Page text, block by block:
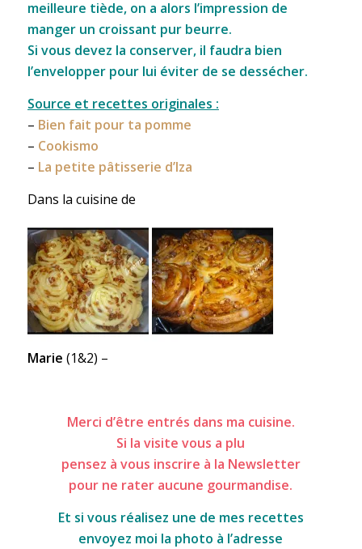
meilleure tiède, on a alors l’impression de
manger un croissant pur beurre.
Si vous devez la conserver, il faudra bien
l’envelopper pour lui éviter de se dessécher.
Source et recettes originales :
– Bien fait pour ta pomme
– Cookismo
– La petite pâtisserie d’Iza
Dans la cuisine de
Marie (1&2) –
Merci d’être entrés dans ma cuisine.
Si la visite vous a plu
pensez à vous inscrire à la Newsletter
pour ne rater aucune gourmandise.
Et si vous réalisez une de mes recettes
envoyez moi la photo à l’adresse